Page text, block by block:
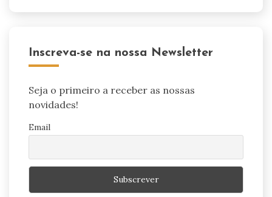
Inscreva-se na nossa Newsletter
Seja o primeiro a receber as nossas
novidades!
Email